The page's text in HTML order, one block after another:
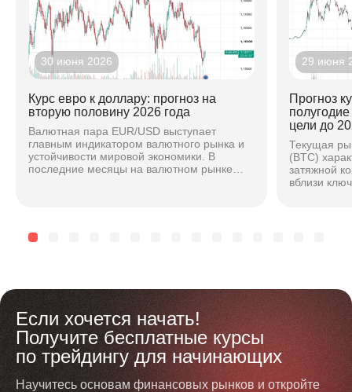
30 июня 2026
Курс евро к доллару: прогноз на
вторую половину 2026 года
Валютная пара EUR/USD выступает
главным индикатором валютного рынка и
устойчивости мировой экономики. В
последние месяцы на валютном рынке
29 июня
Прогноз
цели до
Текущая
(BTC)
затяжной
вблизи
Если хочется начать!
Получите бесплатные курсы
по трейдингу для начинающих
Научитесь основам финансовых рынков и откройте